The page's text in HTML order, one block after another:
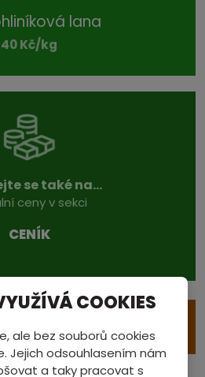
lana
40 Kč/kg
se také na...
ceny v sekci
CENÍK
COOKIES
ale bez souborů cookies
Jejich odsouhlasením nám
a taky pracovat s